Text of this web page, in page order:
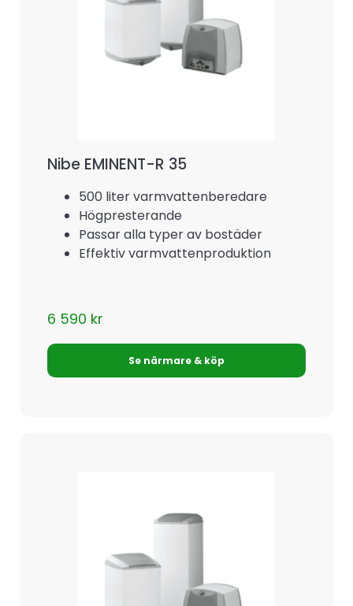
Nibe EMINENT-R 35
500 liter varmvattenberedare
Högpresterande
Passar alla typer av bostäder
Effektiv varmvattenproduktion
6 590 kr
Se närmare & köp